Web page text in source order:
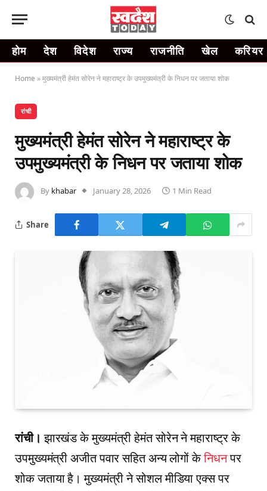
होम देश विदेश राज्य राजनीति खेल करियर
Home »मुख्यमंत्री हेमंत सोरेन ने महाराष्ट्र के उपमुख्यमंत्री के निधन पर जताया शोक
रांची
मुख्यमंत्री हेमंत सोरेन ने महाराष्ट्र के
उपमुख्यमंत्री के निधन पर जताया शोक
By khabar January 28, 2026 1 Min Read
Share
रांची। झारखंड के मुख्यमंत्री हेमंत सोरेन ने महाराष्ट्र के
उपमुख्यमंत्री अजीत पवार सहित अन्य लोगों केनिधनपर
शोक जताया है। मुख्यमंत्री ने सोशल मीडिया एक्स पर